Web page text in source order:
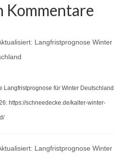
Kommentare
Langfristprognose Winter
Langfristprognose für Winter Deutschland
https://schneedecke.de/kalter-winter-
Langfristprognose Winter